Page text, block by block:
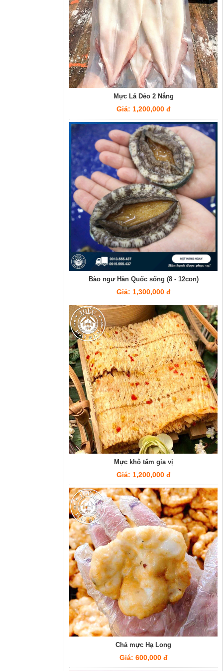
Mực Lá Dẻo 2 Nắng
Giá: 1,200,000 đ
Bào ngư Hàn Quốc sống (8 - 12con)
Giá: 1,300,000 đ
Mực khô tẩm gia vị
Giá: 1,200,000 đ
Chả mực Hạ Long
Giá: 600,000 đ